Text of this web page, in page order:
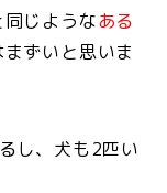
じようなある
ずいと思いま
し、犬も2匹い